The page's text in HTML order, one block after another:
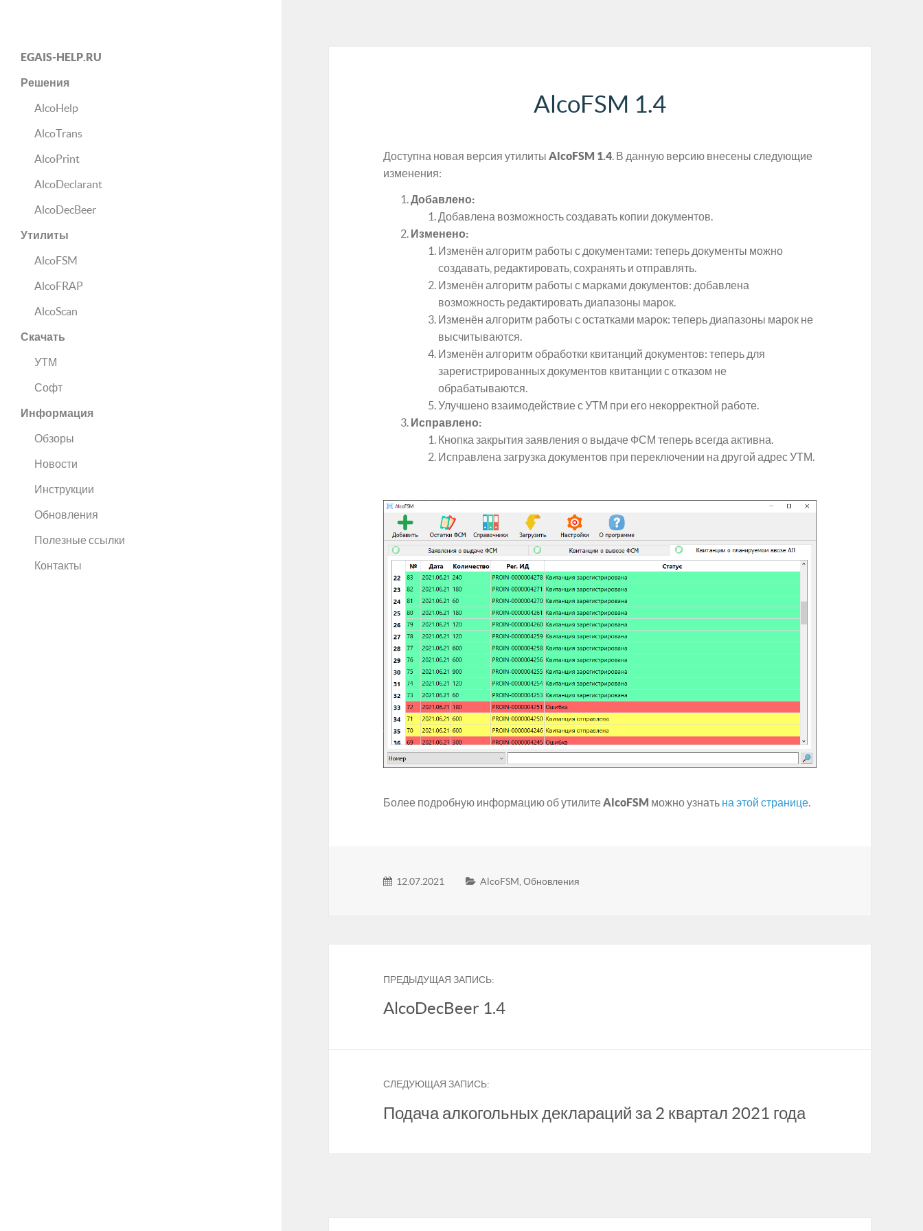
EGAIS-HELP.RU
Решения
AlcoHelp
AlcoTrans
AlcoPrint
AlcoDeclarant
AlcoDecBeer
Утилиты
AlcoFSM
AlcoFRAP
AlcoScan
Скачать
УТМ
Софт
Информация
Обзоры
Новости
Инструкции
Обновления
Полезные ссылки
Контакты
AlcoFSM 1.4
Доступна новая версия утилитыAlcoFSM 1.4. В данную версию внесены следующие
изменения:
Добавлено:
Добавлена возможность создавать копии документов.
Изменено:
Изменён алгоритм работы с документами: теперь документы можно
создавать, редактировать, сохранять и отправлять.
Изменён алгоритм работы с марками документов: добавлена
возможность редактировать диапазоны марок.
Изменён алгоритм работы с остатками марок: теперь диапазоны марок не
высчитываются.
Изменён алгоритм обработки квитанций документов: теперь для
зарегистрированных документов квитанции с отказом не
обрабатываются.
Улучшено взаимодействие с УТМ при его некорректной работе.
Исправлено:
Кнопка закрытия заявления о выдаче ФСМ теперь всегда активна.
Исправлена загрузка документов при переключении на другой адрес УТМ.
Более подробную информацию об утилите AlcoFSM можно узнать на этой странице
12.07.2021 AlcoFSM Обновления
ПРЕДЫДУЩАЯ ЗАПИСЬ:
AlcoDecBeer 1.4
СЛЕДУЮЩАЯ ЗАПИСЬ:
Подача алкогольных деклараций за 2 квартал 2021 года